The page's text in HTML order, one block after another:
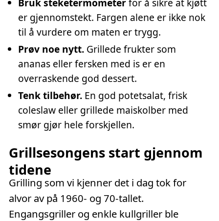
Bruk steketermometerfor å sikre at kjøtt
er gjennomstekt. Fargen alene er ikke nok
til å vurdere om maten er trygg.
Prøv noe nytt. Grillede frukter som
ananas eller fersken med is er en
overraskende god dessert.
Tenk tilbehør. En god potetsalat, frisk
coleslaw eller grillede maiskolber med
smør gjør hele forskjellen.
Grillsesongens start gjennom
tidene
Grilling som vi kjenner det i dag tok for
alvor av på 1960- og 70-tallet.
Engangsgriller og enkle kullgriller ble